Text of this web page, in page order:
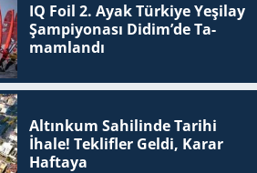
IQ Foil 2. Ayak Tür­ki­ye Ye­şi­lay
Şam­pi­yo­na­sı Didim’de Ta­
mam­lan­dı
Altınkum Sahilinde Tarihi
İhale! Teklifler Geldi, Karar
Haftaya